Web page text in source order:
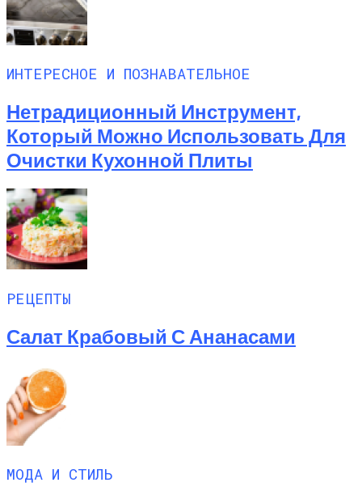
ИНТЕРЕСНОЕ И ПОЗНАВАТЕЛЬНОЕ
Нетрадиционный Инструмент,
Который Можно Использовать Для
Очистки Кухонной Плиты
РЕЦЕПТЫ
Салат Крабовый С Ананасами
МОДА И СТИЛЬ